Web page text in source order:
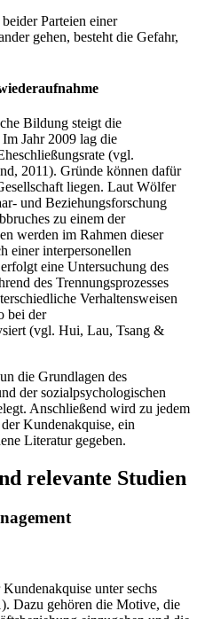
Parteien einer
gehen, besteht die Gefahr,
Bildung steigt die
Jahr 2009 lag die
(vgl.
2011). Gründe können dafür
liegen. Laut Wölfer
und Beziehungsforschung
zu einem der
werden im Rahmen dieser
einer interpersonellen
eine Untersuchung des
des Trennungsprozesses
Verhaltensweisen
bei der
(vgl. Hui, Lau, Tsang &
die Grundlagen des
der sozialpsychologischen
Anschließend wird zu jedem
Kundenakquise, ein
Literatur gegeben.
relevante Studien
unter sechs
Dazu gehören die Motive, die